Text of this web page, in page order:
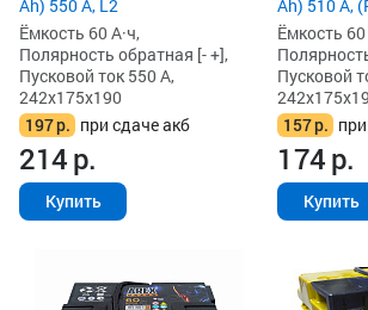
Ah) 550 А, L2
Ёмкость 60 А·ч,
Полярность обратная [- +],
Пусковой ток 550 А,
242x175x190
197р. при сдаче акб
214р.
Купить
Ah) 510 А,
Ёмкость 60
Пусковой
157р.
174р.
Купить